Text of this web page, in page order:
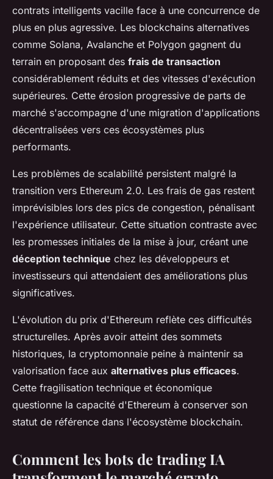
contrats intelligents vacille face à une concurrence de
plus en plus agressive. Les blockchains alternatives
comme Solana, Avalanche et Polygon gagnent du
terrain en proposant des frais de transaction
considérablement réduits et des vitesses d'exécution
supérieures. Cette érosion progressive de parts de
marché s'accompagne d'une migration d'applications
décentralisées vers ces écosystèmes plus
performants.
Les problèmes de scalabilité persistent malgré la
transition vers Ethereum 2.0. Les frais de gas restent
imprévisibles lors des pics de congestion, pénalisant
l'expérience utilisateur. Cette situation contraste avec
les promesses initiales de la mise à jour, créant une
déception technique chez les développeurs et
investisseurs qui attendaient des améliorations plus
significatives.
L'évolution du prix d'Ethereum reflète ces difficultés
structurelles. Après avoir atteint des sommets
historiques, la cryptomonnaie peine à maintenir sa
valorisation face aux alternatives plus efficaces.
Cette fragilisation technique et économique
questionne la capacité d'Ethereum à conserver son
statut de référence dans l'écosystème blockchain.
Comment les bots de trading IA